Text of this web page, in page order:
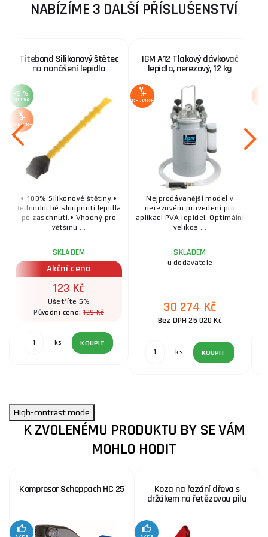
NABÍZÍME 3 DALŠÍ PŘÍSLUŠENSTVÍ
Titebond Silikonový štětec
na nanášení lepidla
-5 %
SLEVA
SERVIS+
• 100% Silikonové štětiny.•
Jednoduché sloupnutí lepidla
po zaschnutí.• Vhodný pro
většinu ...
SKLADEM
Akční cena
123 Kč
Ušetříte 5%
Původní cena:129 Kč
ks KOUPIT
IGM A12 Tlakový dávkovač
lepidla, nerezový, 12 kg
SERVIS+
Nejprodávanější model v
nerezovém provedení pro
aplikaci PVA lepidel. Optimální
velikos ...
SKLADEM
u dodavatele
30 274 Kč
Bez DPH 25 020 Kč
ks KOUPIT
High-contrast mode
K ZVOLENÉMU PRODUKTU BY SE VÁM
MOHLO HODIT
Kompresor Scheppach HC 25 Koza na řezání dřeva s
držákem na řetězovou pilu